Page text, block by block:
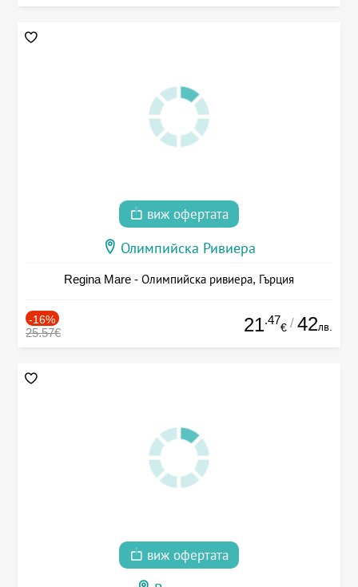
виж офертата
Олимпийска Ривиера
Regina Mare - Олимпийска ривиера, Гърция
-16%
25.57€ 21.47
€ / 42лв.
виж офертата